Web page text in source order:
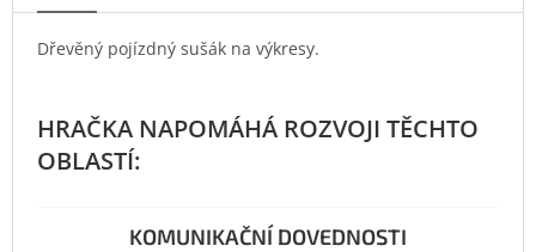
Dřevěný pojízdný sušák na výkresy.
KOMUNIKAČNÍ DOVEDNOSTI